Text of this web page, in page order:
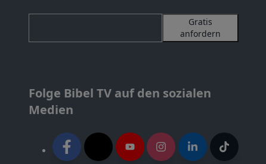
Gratis
anfordern
Folge Bibel TV auf den sozialen
Medien